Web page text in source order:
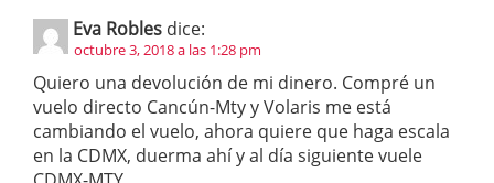
Eva Robles dice:
octubre 3, 2018 a las 1:28 pm
Quiero una devolución de mi dinero. Compré un
vuelo directo Cancún-Mty y Volaris me está
cambiando el vuelo, ahora quiere que haga escala
en la CDMX, duerma ahí y al día siguiente vuele